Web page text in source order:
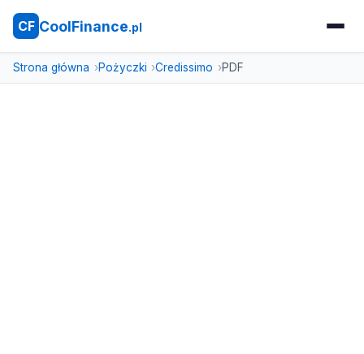
CF CoolFinance.pl
Strona główna Pożyczki Credissimo PDF